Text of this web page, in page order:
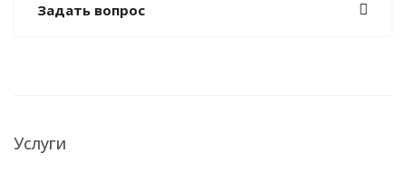
Задать вопрос
Услуги